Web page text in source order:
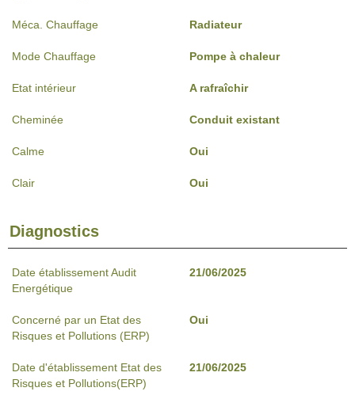
Méca. Chauffage Radiateur
Mode Chauffage Pompe à chaleur
Etat intérieur A rafraîchir
Cheminée Conduit existant
Calme Oui
Clair Oui
Diagnostics
Date établissement Audit
Energétique
21/06/2025
Concerné par un Etat des
Risques et Pollutions (ERP)
Oui
Date d'établissement Etat des
Risques et Pollutions(ERP)
21/06/2025